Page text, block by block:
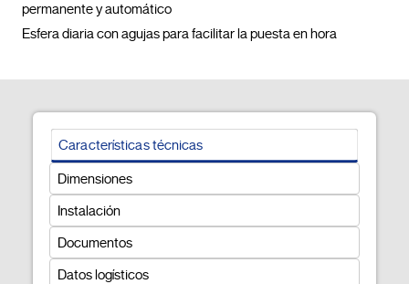
permanente y automático
Características técnicas
Dimensiones
Instalación
Documentos
Datos logísticos